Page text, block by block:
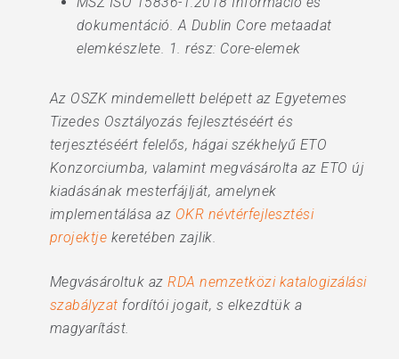
dokumentáció. A Dublin Core metaadat
elemkészlete. 1. rész: Core-elemek
Az OSZK mindemellett belépett az Egyetemes
Tizedes Osztályozás fejlesztéséért és
terjesztéséért felelős, hágai székhelyű ETO
Konzorciumba, valamint megvásárolta az ETO új
kiadásának mesterfájlját, amelynek
implementálása az OKR névtérfejlesztési
projektje keretében zajlik.
Megvásároltuk azRDA nemzetközi katalogizálási
szabályzat fordítói jogait, s elkezdtük a
magyarítást.